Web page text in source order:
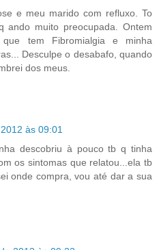
e meu marido com refluxo. To
ando muito preocupada. Ontem
tem Fibromialgia e minha
Desculpe o desabafo, quando
dos meus.
às 09:01
descobriu à pouco tb q tinha
os sintomas que relatou...ela tb
onde compra, vou até dar a sua